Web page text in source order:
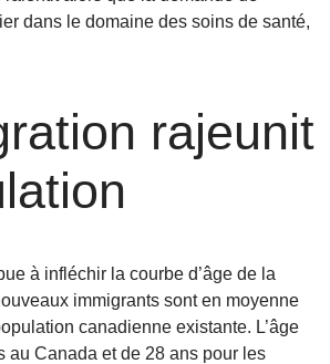
dans le domaine des soins de santé,
rajeunit
à infléchir la courbe d’âge de la
immigrants sont en moyenne
canadienne existante. L’âge
au Canada et de 28 ans pour les